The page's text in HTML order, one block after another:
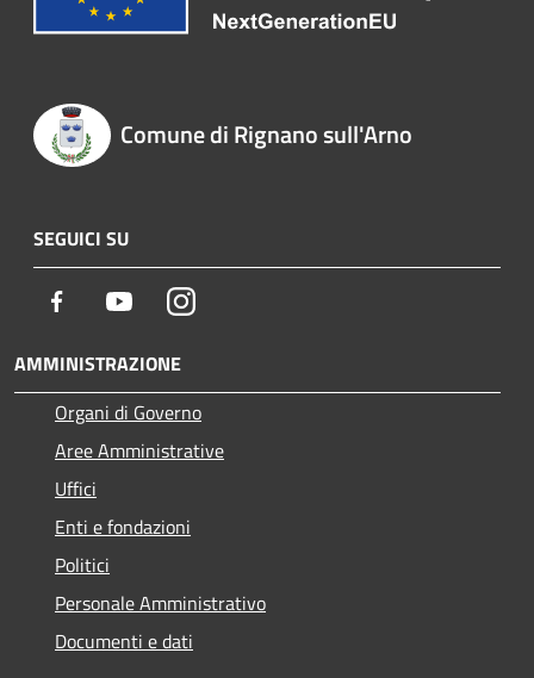
Comune di Rignano sull'Arno
SEGUICI SU
Facebook YoutubeInstagram
AMMINISTRAZIONE
Organi di Governo
Aree Amministrative
Uffici
Enti e fondazioni
Politici
Personale Amministrativo
Documenti e dati